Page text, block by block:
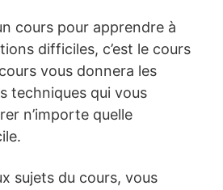
cours pour apprendre à
difficiles, c’est le cours
vous donnera les
techniques qui vous
n’importe quelle
sujets du cours, vous